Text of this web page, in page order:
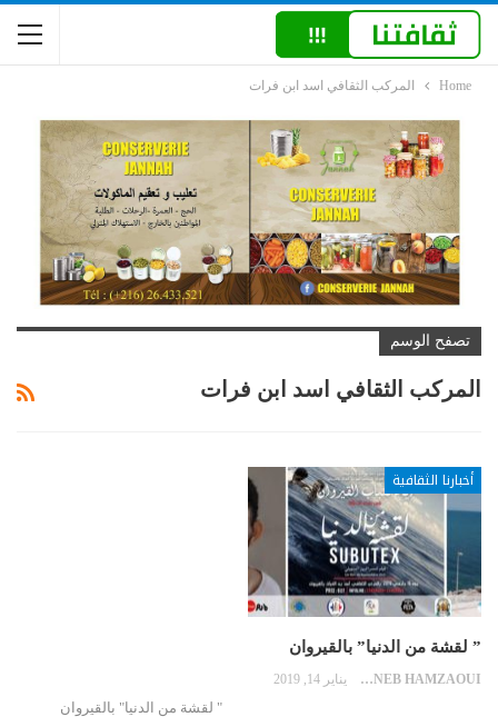
Home المركب الثقافي اسد ابن فرات
تصفح الوسم
المركب الثقافي اسد ابن فرات
أخبارنا الثقافية
” لقشة من الدنيا” بالقيروان
ZAYNEB HAMZAOUI يناير 14, 2019
" لقشة من الدنيا" بالقيروان